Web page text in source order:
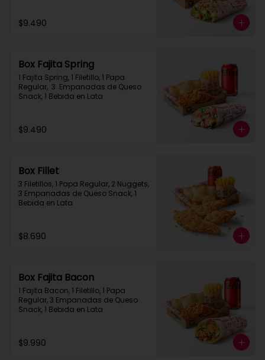
$9.490
Box Fajita Spring
1 Fajita Spring, 1 Filetillo, 1 Papa
Regular,  3  Empanadas de Queso
Snack, 1 Bebida en Lata
$9.490
Box Fillet
3 Filetillos, 1 Papa Regular, 2 Nuggets,
3 Empanadas de Queso Snack, 1
Bebida en Lata
$8.690
Box Fajita Bacon
1 Fajita Bacon, 1 Filetillo, 1 Papa
Regular, 3 Empanadas de Queso
Snack, 1 Bebida en Lata
$9.990